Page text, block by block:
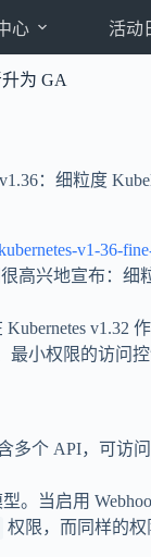
心 活动
为 GA
v1.36：细粒度
v1-36-
很高兴地宣布：细
v1.32
最小权限的访问
多个 API，可访
。当启用
权限，而同样的